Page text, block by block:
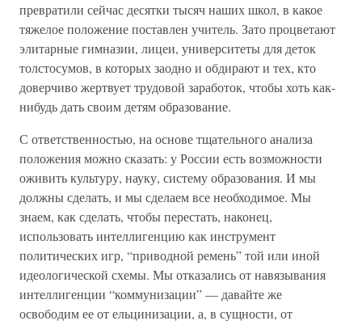
превратили сейчас десятки тысяч наших школ, в какое
тяжелое положение поставлен учитель. Зато процветают
элитарные гимназии, лицеи, университеты для деток
толстосумов, в которых заодно и обдирают и тех, кто
доверчиво жертвует трудовой заработок, чтобы хоть как-
нибудь дать своим детям образование.
С ответственностью, на основе тщательного анализа
положения можно сказать: у России есть возможности
оживить культуру, науку, систему образования. И мы
должны сделать, и мы сделаем все необходимое. Мы
знаем, как сделать, чтобы перестать, наконец,
использовать интеллигенцию как инструмент
политических игр, “приводной ремень” той или иной
идеологической схемы. Мы отказались от навязывания
интеллигенции “коммунизации” — давайте же
освободим ее от ельцинизации, а, в сущности, от